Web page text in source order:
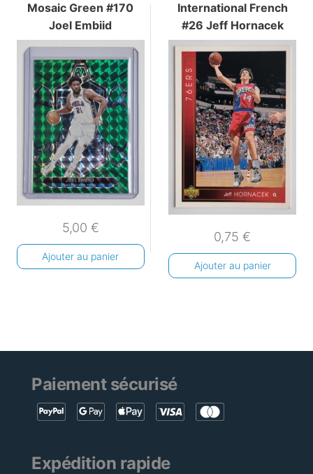
Mosaic Green #170
Joel Embiid
5,00 €
Ajouter au panier
International French
#26 Jeff Hornacek
0,75€
Ajouter au panier
Paiement sécurisé
Expédition rapide